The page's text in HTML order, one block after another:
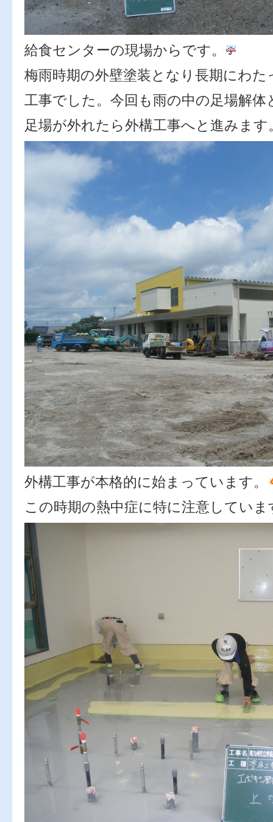
給食センターの現場からです。
梅雨時期の外壁塗装となり長期にわた
工事でした。今回も雨の中の足場解体
足場が外れたら外構工事へと進みます
外構工事が本格的に始まっています。
この時期の熱中症に特に注意していま